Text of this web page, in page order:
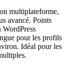
multiplateforme,
avancé. Points
WordPress
pour les profils
Idéal pour les